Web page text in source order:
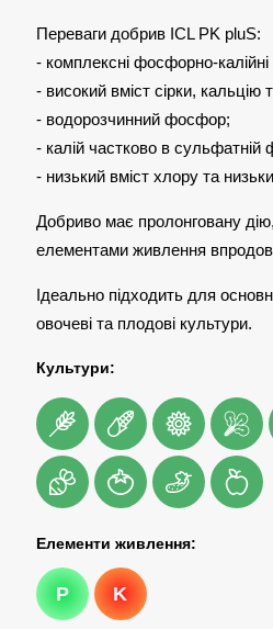
Переваги добрив ICL PK pluS:
- комплексні фосфорно-
- високий вміст сірки, кальцію
- водорозчинний фосфор;
- калій частково в сульфатній
- низький вміст хлору та
Добриво має пролонговану
елементами живлення
Ідеально підходить для
овочеві та плодові культури.
Культури:
Елементи живлення:
P K